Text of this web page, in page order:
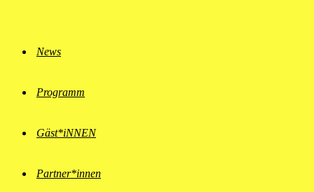
News
Programm
Gäst*iNNEN
Partner*innen